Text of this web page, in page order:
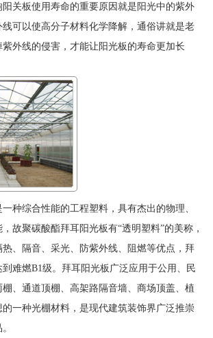
关板使用寿命的重要原因就是阳光中的紫外
可以使高分子材料化学降解，通俗讲就是老
外线的侵害，才能让阳光板的寿命更加长
种综合性能的工程塑料，具有杰出的物理、
故聚碳酸酯拜耳阳光板有“透明塑料”的美称，
、隔音、采光、防紫外线、阻燃等优点，拜
难燃B1级。拜耳阳光板广泛应用于公用、民
、通道顶棚、高架路隔音墙、商场顶盖、植
一种光棚材料，是现代建筑装饰界广泛推崇